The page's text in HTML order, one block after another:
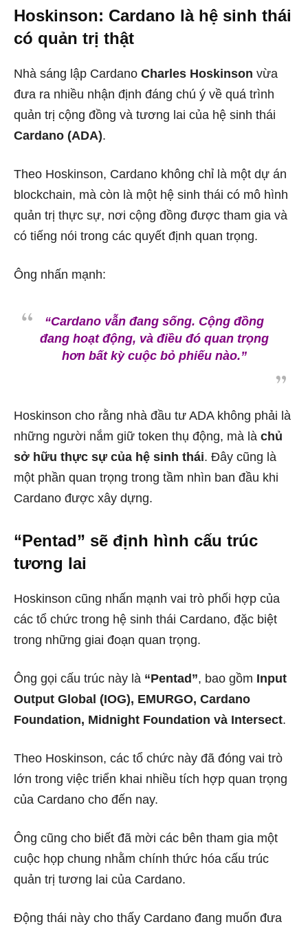
Hoskinson: Cardano là hệ sinh thái
có quản trị thật
Nhà sáng lập Cardano Charles Hoskinson vừa
đưa ra nhiều nhận định đáng chú ý về quá trình
quản trị cộng đồng và tương lai của hệ sinh thái
Cardano (ADA).
Theo Hoskinson, Cardano không chỉ là một dự án
blockchain, mà còn là một hệ sinh thái có mô hình
quản trị thực sự, nơi cộng đồng được tham gia và
có tiếng nói trong các quyết định quan trọng.
Ông nhấn mạnh:
“Cardano vẫn đang sống. Cộng đồng
đang hoạt động, và điều đó quan trọng
hơn bất kỳ cuộc bỏ phiếu nào.”
Hoskinson cho rằng nhà đầu tư ADA không phải là
những người nắm giữ token thụ động, mà là chủ
sở hữu thực sự của hệ sinh thái. Đây cũng là
một phần quan trọng trong tầm nhìn ban đầu khi
Cardano được xây dựng.
“Pentad” sẽ định hình cấu trúc
tương lai
Hoskinson cũng nhấn mạnh vai trò phối hợp của
các tổ chức trong hệ sinh thái Cardano, đặc biệt
trong những giai đoạn quan trọng.
Ông gọi cấu trúc này là “Pentad”, bao gồm Input
Output Global (IOG), EMURGO, Cardano
Foundation, Midnight Foundation và Intersect.
Theo Hoskinson, các tổ chức này đã đóng vai trò
lớn trong việc triển khai nhiều tích hợp quan trọng
của Cardano cho đến nay.
Ông cũng cho biết đã mời các bên tham gia một
cuộc họp chung nhằm chính thức hóa cấu trúc
quản trị tương lai của Cardano.
Động thái này cho thấy Cardano đang muốn đưa